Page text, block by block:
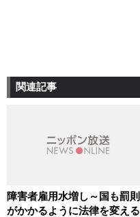
関連記事
障害者雇用水増し～国も罰則
がかかるように法律を変える